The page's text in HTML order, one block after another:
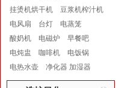
挂烫机烘干机
豆浆机榨汁机
电风扇
台灯
电蒸笼
酸奶机
电磁炉
早餐吧
电炖盅
咖啡机
电饭锅
电热水壶
净化器 加湿器